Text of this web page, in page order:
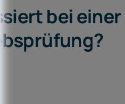
bei einer